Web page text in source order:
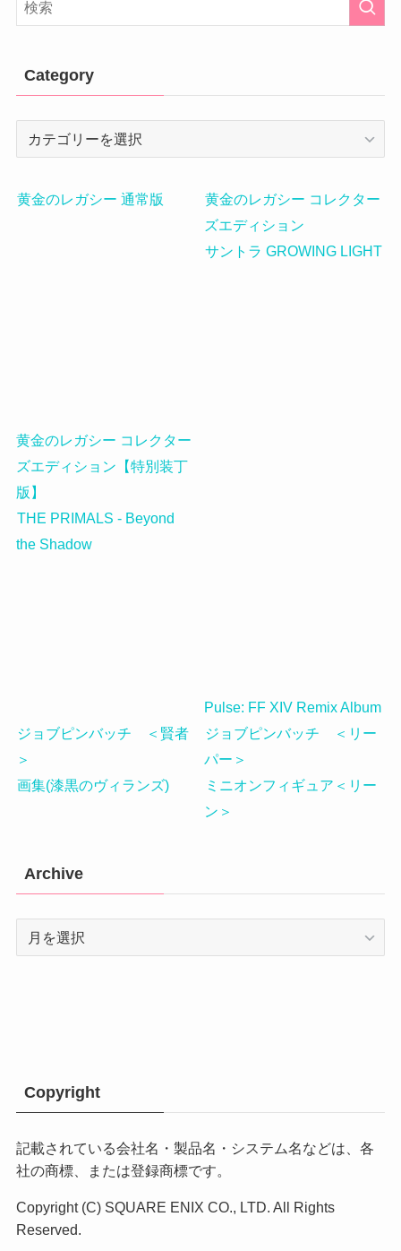
Category
Category
黄金のレガシー 通常版
黄金のレガシー コレクター
ズエディション
黄金のレガシー コレクター
ズエディション【特別装丁
版】
サントラ GROWING LIGHT
THE PRIMALS - Beyond
the Shadow
Pulse: FF XIV Remix Album
ジョブピンバッチ ＜賢者
＞
ジョブピンバッチ ＜リー
パー＞
画集(漆黒のヴィランズ)
ミニオンフィギュア＜リー
ン＞
Archive
Archive
Copyright
記載されている会社名・製品名・システム名などは、各
社の商標、または登録商標です。
Copyright (C) SQUARE ENIX CO., LTD. All Rights
Reserved.